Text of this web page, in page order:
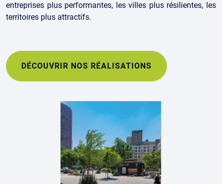
entreprises plus performantes, les villes plus résilientes, les
territoires plus attractifs.
DÉCOUVRIR NOS RÉALISATIONS